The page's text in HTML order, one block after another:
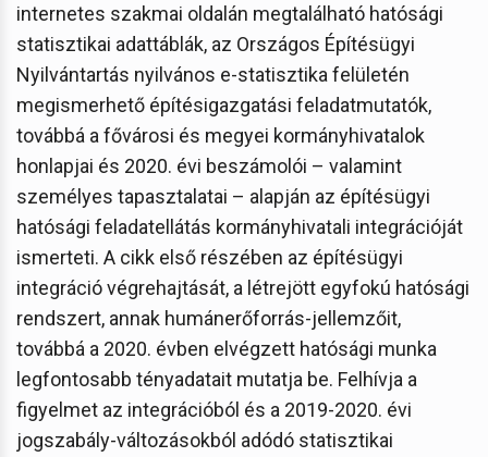
internetes szakmai oldalán megtalálható hatósági
statisztikai adattáblák, az Országos Építésügyi
Nyilvántartás nyilvános e-statisztika felületén
megismerhető építésigazgatási feladatmutatók,
továbbá a fővárosi és megyei kormányhivatalok
honlapjai és 2020. évi beszámolói – valamint
személyes tapasztalatai – alapján az építésügyi
hatósági feladatellátás kormányhivatali integrációját
ismerteti. A cikk első részében az építésügyi
integráció végrehajtását, a létrejött egyfokú hatósági
rendszert, annak humánerőforrás-jellemzőit,
továbbá a 2020. évben elvégzett hatósági munka
legfontosabb tényadatait mutatja be. Felhívja a
figyelmet az integrációból és a 2019-2020. évi
jogszabály-változásokból adódó statisztikai